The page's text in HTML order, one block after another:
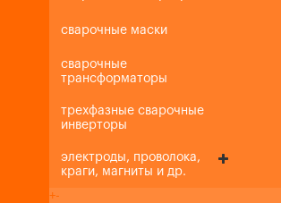
сварочные маски
сварочные
трансформаторы
трехфазные сварочные
инверторы
электроды, проволока,
краги, магниты и др.
+-